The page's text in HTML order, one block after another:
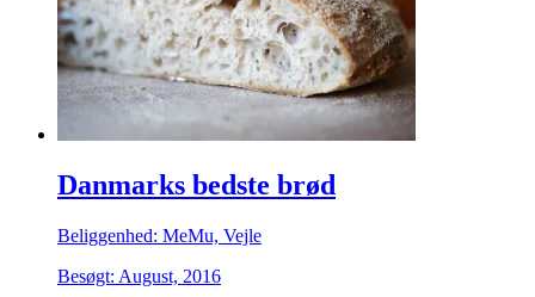
Danmarks bedste brød
Beliggenhed: MeMu, Vejle
Besøgt: August, 2016